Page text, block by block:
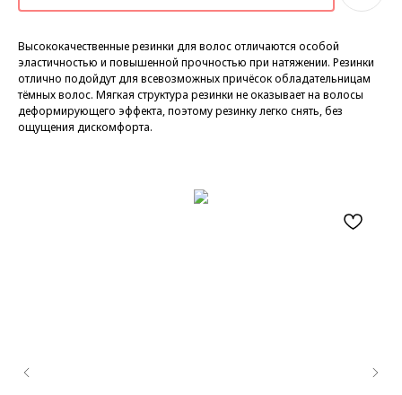
Высококачественные резинки для волос отличаются особой
эластичностью и повышенной прочностью при натяжении. Резинки
отлично подойдут для всевозможных причёсок обладательницам
тёмных волос. Мягкая структура резинки не оказывает на волосы
деформирующего эффекта, поэтому резинку легко снять, без
ощущения дискомфорта.